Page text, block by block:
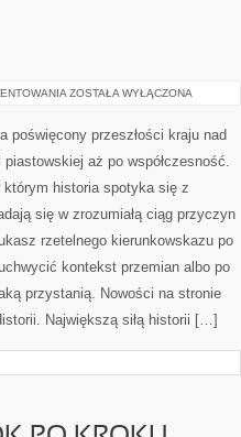
OKRES
ZOSTAŁA WYŁĄCZONA
poświęcony przeszłości kraju nad
piastowskiej aż po współczesność.
którym historia spotyka się z
się w zrozumiałą ciąg przyczyn
rzetelnego kierunkowskazu po
kontekst przemian albo po
przystanią. Nowości na stronie
Największą siłą historii […]